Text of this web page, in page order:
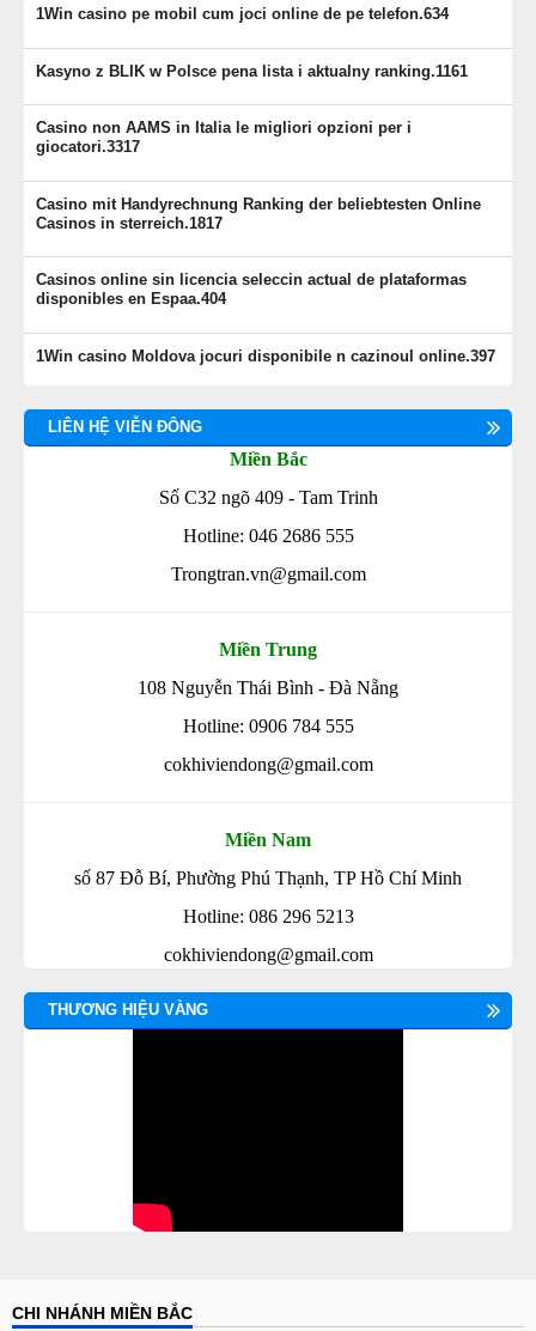
1Win casino pe mobil cum joci online de pe telefon.634
Kasyno z BLIK w Polsce pena lista i aktualny ranking.1161
Casino non AAMS in Italia le migliori opzioni per i
giocatori.3317
Casino mit Handyrechnung Ranking der beliebtesten Online
Casinos in sterreich.1817
Casinos online sin licencia seleccin actual de plataformas
disponibles en Espaa.404
1Win casino Moldova jocuri disponibile n cazinoul online.397
LIÊN HỆ VIỄN ĐÔNG
Miền Bắc
Số C32 ngõ 409 - Tam Trinh
Hotline: 046 2686 555
Trongtran.vn@gmail.com
Miền Trung
108 Nguyễn Thái Bình - Đà Nẵng
Hotline: 0906 784 555
cokhiviendong@gmail.com
Miền Nam
số 87 Đỗ Bí, Phường Phú Thạnh, TP Hồ Chí Minh
Hotline: 086 296 5213
cokhiviendong@gmail.com
THƯƠNG HIỆU VÀNG
CHI NHÁNH MIỀN BẮC